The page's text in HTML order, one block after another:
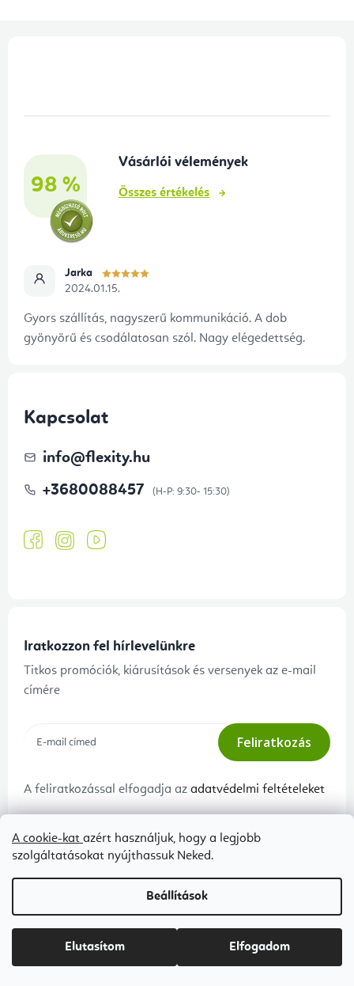
A cookie-kat azért használjuk, hogy a legjobb
szolgáltatásokat nyújthassuk Neked.
Beállítások
Elutasítom Elfogadom
98 %
Vásárlói vélemények
Összes értékelés
Jarka
2024.01.15.
Gyors szállítás, nagyszerű kommunikáció. A dob
gyönyörű és csodálatosan szól. Nagy elégedettség.
Kapcsolat
info@flexity.hu
+3680088457
Iratkozzon fel hírlevelünkre
Titkos promóciók, kiárusítások és versenyek az e-mail
címére
Feliratkozás
A feliratkozással elfogadja az adatvédelmi feltételeket
Ügyfélszolgálat
Adatkezelési tájékoztató
A Flexityről
Kapcsolat
Rólunk